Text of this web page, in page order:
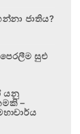
ජාතිය?
සුළු
යනු
–